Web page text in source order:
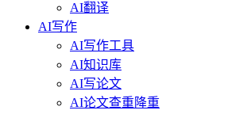
AI翻译
AI写作
AI写作工具
AI知识库
AI写论文
AI论文查重降重